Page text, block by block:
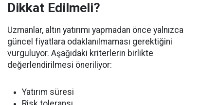
Dikkat Edilmeli?
Uzmanlar, altın yatırımı yapmadan önce yalnızca
güncel fiyatlara odaklanılmaması gerektiğini
vurguluyor. Aşağıdaki kriterlerin birlikte
değerlendirilmesi öneriliyor:
Yatırım süresi